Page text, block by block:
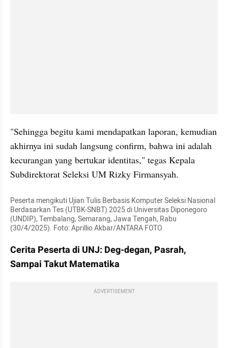
"Sehingga begitu kami mendapatkan laporan, kemudian
akhirnya ini sudah langsung confirm, bahwa ini adalah
kecurangan yang bertukar identitas," tegas Kepala
Subdirektorat Seleksi UM Rizky Firmansyah.
Peserta mengikuti Ujian Tulis Berbasis Komputer Seleksi Nasional
Berdasarkan Tes (UTBK-SNBT) 2025 di Universitas Diponegoro
(UNDIP), Tembalang, Semarang, Jawa Tengah, Rabu
(30/4/2025). Foto: Aprillio Akbar/ANTARA FOTO
Cerita Peserta di UNJ: Deg-degan, Pasrah,
Sampai Takut Matematika
ADVERTISEMENT